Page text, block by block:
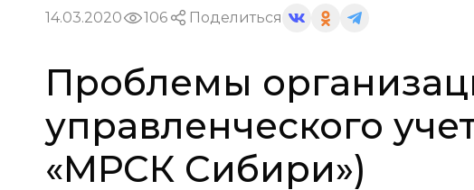
14.03.2020 106 Поделиться
Проблемы
управленческого
«МРСК Сибири»)